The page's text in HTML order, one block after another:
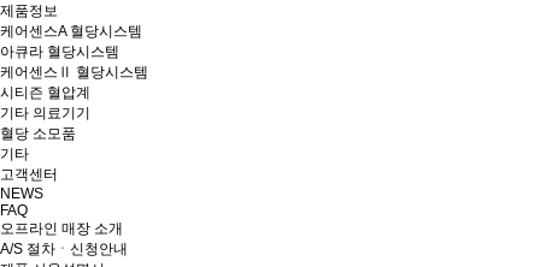
제품정보
케어센스A 혈당시스템
아큐라 혈당시스템
케어센스Ⅱ 혈당시스템
시티즌 혈압계
기타 의료기기
혈당 소모품
기타
고객센터
NEWS
FAQ
오프라인 매장 소개
A/S 절차ㆍ신청안내